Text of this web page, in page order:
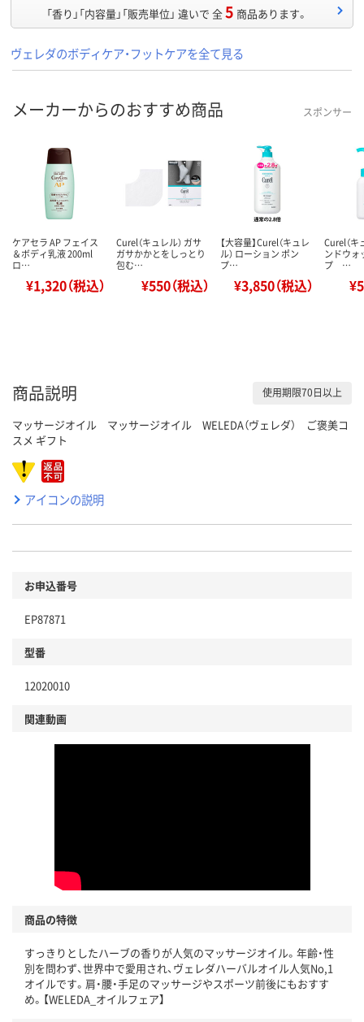
「香り」「内容量」「販売単位」 違いで 全5 商品あります。
ヴェレダのボディケア・フットケアを全て見る
メーカーからのおすすめ商品 スポンサー
ケアセラ AP フェイス
＆ボディ乳液 200ml
ロ…
¥1,320（税込）
Curel（キュレル） ガサ
ガサかかとをしっとり
包む…
¥550（税込）
【大容量】Curel（キュレ
ル） ローション ポン
プ…
¥3,850（税込）
Curel（キ
ンドウォ
プ …
商品説明 使用期限70日以上
マッサージオイル マッサージオイル WELEDA（ヴェレダ） ご褒美コ
スメ ギフト
アイコンの説明
お申込番号
EP87871
型番
12020010
関連動画
商品の特徴
すっきりとしたハーブの香りが人気のマッサージオイル。年齢・性
別を問わず、世界中で愛用され、ヴェレダハーバルオイル人気No,1
オイルです。肩・腰・手足のマッサージやスポーツ前後にもおすす
め。【WELEDA_オイルフェア】